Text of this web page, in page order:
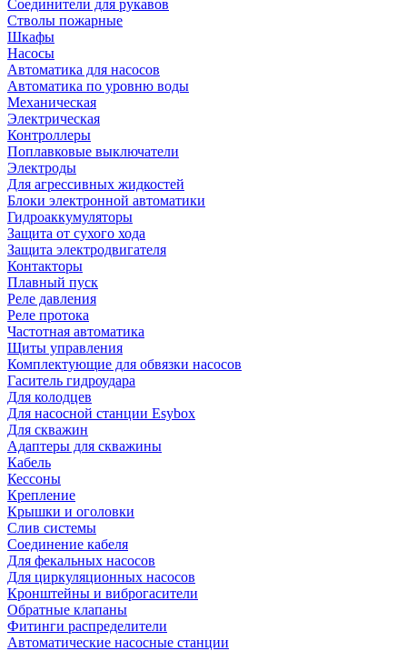
Соединители для рукавов
Стволы пожарные
Шкафы
Насосы
Автоматика для насосов
Автоматика по уровню воды
Механическая
Электрическая
Контроллеры
Поплавковые выключатели
Электроды
Для агрессивных жидкостей
Блоки электронной автоматики
Гидроаккумуляторы
Защита от сухого хода
Защита электродвигателя
Контакторы
Плавный пуск
Реле давления
Реле протока
Частотная автоматика
Щиты управления
Комплектующие для обвязки насосов
Гаситель гидроудара
Для колодцев
Для насосной станции Esybox
Для скважин
Адаптеры для скважины
Кабель
Кессоны
Крепление
Крышки и оголовки
Слив системы
Соединение кабеля
Для фекальных насосов
Для циркуляционных насосов
Кронштейны и виброгасители
Обратные клапаны
Фитинги распределители
Автоматические насосные станции